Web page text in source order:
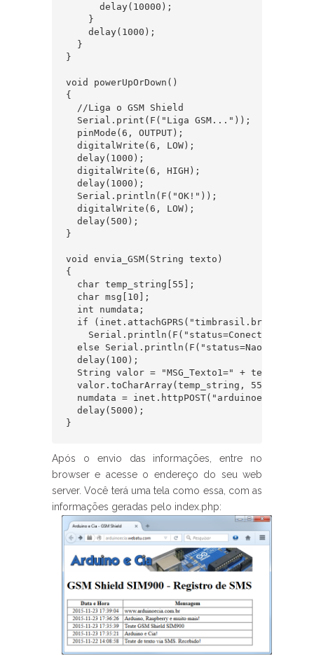
      delay(10000);
    }
    delay(1000);
  }
}
void powerUpOrDown()
{
  //Liga o GSM Shield
  Serial.print(F("Liga GSM..."));
  pinMode(6, OUTPUT);
  digitalWrite(6, LOW);
  delay(1000);
  digitalWrite(6, HIGH);
  delay(1000);
  Serial.println(F("OK!"));
  digitalWrite(6, LOW);
  delay(500);
}
void envia_GSM(String texto)
{
  char temp_string[55];
  char msg[10];
  int numdata;
if (inet.attachGPRS("timbrasil.br",
else Serial.println(F("status=Nao
  delay(100);
  String valor = "MSG_Texto1=" + texto;
  valor.toCharArray(temp_string, 55);
numdata =
  delay(5000);
}
Após o envio das informações, entre no
browser e acesse o endereço do seu web
server. Você terá uma tela como essa, com as
informações geradas pelo index.php: